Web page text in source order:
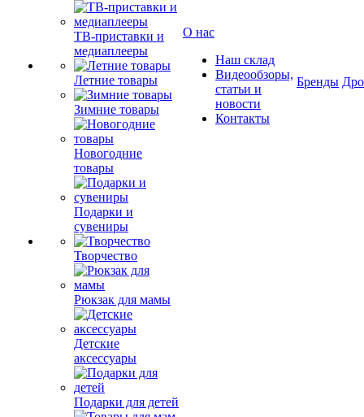
ТВ-приставки и
медиаплееры
Летние товары
Зимние товары
Новогодние
товары
Подарки и
сувениры
Творчество
Рюкзак для мамы
Детские
аксессуары
Подарки для детей
О нас
Наш склад
Видеообзоры,
статьи и
новости
Контакты
Бренды